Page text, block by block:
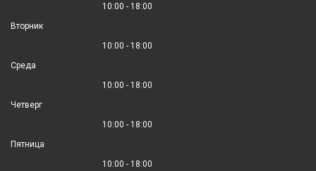
10:00 - 18:00
Вторник
10:00 - 18:00
Среда
10:00 - 18:00
Четверг
10:00 - 18:00
Пятница
10:00 - 18:00